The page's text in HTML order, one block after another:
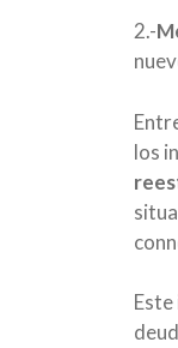
2.-
los